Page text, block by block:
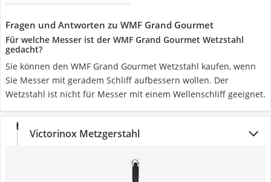
Fragen und Antworten zu WMF Grand Gourmet
Für welche Messer ist der WMF Grand Gourmet Wetzstahl
gedacht?
Sie können den WMF Grand Gourmet Wetzstahl kaufen, wenn
Sie Messer mit geradem Schliff aufbessern wollen. Der
Wetzstahl ist nicht für Messer mit einem Wellenschliff geeignet.
Victorinox Metzgerstahl